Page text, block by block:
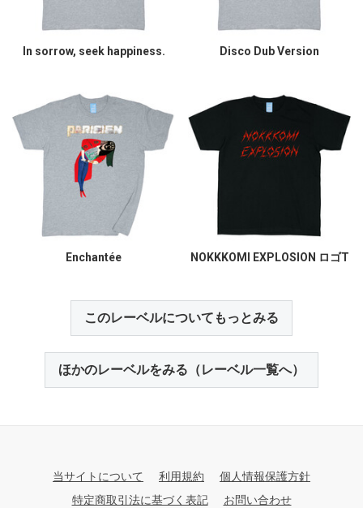
In sorrow, seek happiness. Disco Dub Version
Enchantée NOKKKOMI EXPLOSION ロゴT
このレーベルについてもっとみる
ほかのレーベルをみる（レーベル一覧へ）
当サイトについて 利用規約
個人情報保護方針
特定商取引法に基づく表記
お問い合わせ